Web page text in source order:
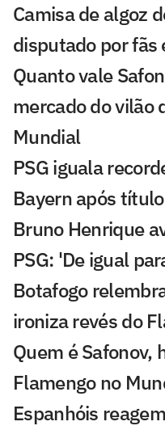
Camisa de algoz
disputado por fãs
Quanto vale
mercado do vilão
Mundial
PSG iguala
Bayern após
Bruno Henrique
PSG: 'De igual
Botafogo
ironiza revés do
Quem é Safonov,
Flamengo no
Espanhóis